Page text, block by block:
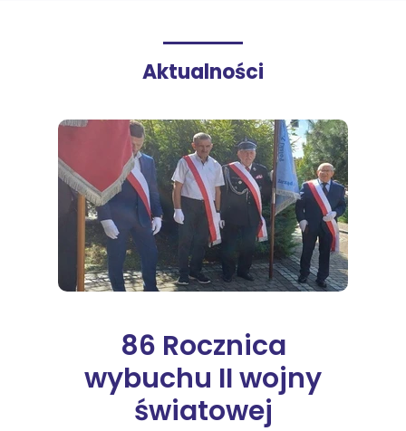
86 Rocznica
wybuchu II wojny
światowej
Aktualności